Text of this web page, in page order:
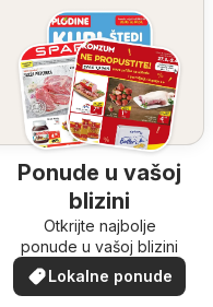
Ponude u vašoj
blizini
Otkrijte najbolje
ponude u vašoj blizini
Lokalne ponude